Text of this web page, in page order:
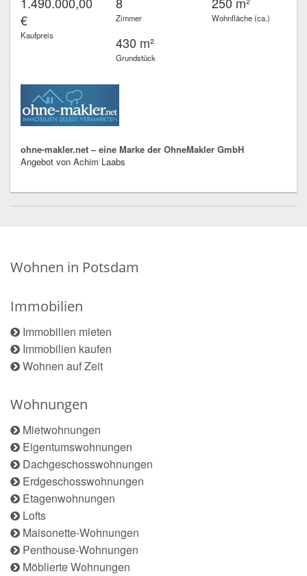
€
Kaufpreis
Zimmer Wohnfläche (ca.)
430 m²
Grundstück
ohne-makler.net – eine Marke der OhneMakler GmbH
Angebot von Achim Laabs
Wohnen in Potsdam
Immobilien
Immobilien mieten
Immobilien kaufen
Wohnen auf Zeit
Wohnungen
Mietwohnungen
Eigentumswohnungen
Dachgeschosswohnungen
Erdgeschosswohnungen
Etagenwohnungen
Lofts
Maisonette-Wohnungen
Penthouse-Wohnungen
Möblierte Wohnungen